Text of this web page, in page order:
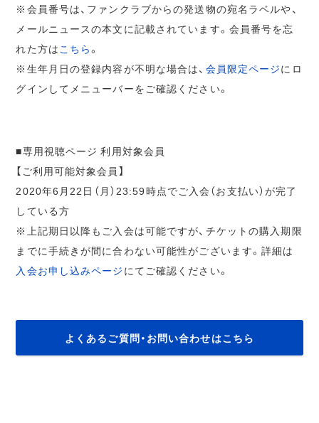
※会員番号は、ファンクラブからの発送物の宛名ラベルや、
メールニュースの本文に記載されています。会員番号を忘
れた方は こちら。
※生年月日の登録内容が不明な場合は、 会員限定ページにロ
グインしてメニューバーをご確認ください。
■専用視聴ページ 利用対象会員
【ご利用可能対象会員】
2020年6月22日（月）23:59時点でご入会（お支払い）が完了
している方
※上記期日以降もご入会は可能ですが、チケットの購入期限
までに手続きが間に合わない可能性がございます。詳細は
入会お申し込みページ にてご確認ください。
よくあるご質問・お問い合わせはこちら